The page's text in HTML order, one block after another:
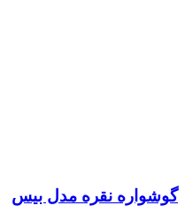
گوشواره نقره مدل بیس